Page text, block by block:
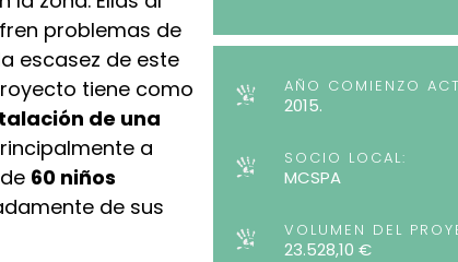
problemas de
escasez de este
tiene como
de una
a
60 niños
de sus
AÑO COMIENZO
2015.
SOCIO LOCAL:
MCSPA
VOLUMEN DEL
23.528,10 €